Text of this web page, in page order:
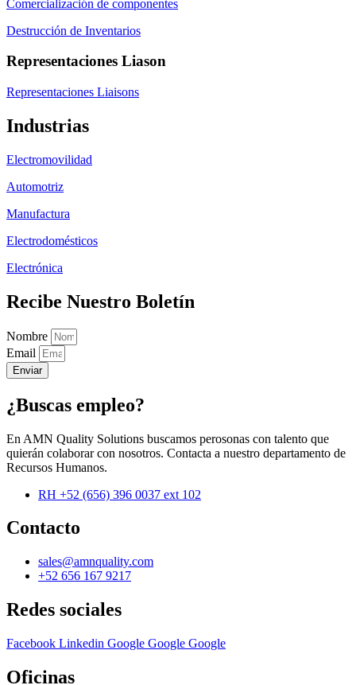
Comercialización de componentes
Destrucción de Inventarios
Representaciones Liason
Representaciones Liaisons
Industrias
Electromovilidad
Automotriz
Manufactura
Electrodomésticos
Electrónica
Recibe Nuestro Boletín
Nombre
Email
Enviar
¿Buscas empleo?
En AMN Quality Solutions buscamos perosonas con talento que
quierán colaborar con nosotros. Contacta a nuestro departamento de
Recursos Humanos.
RH +52 (656) 396 0037 ext 102
Contacto
sales@amnquality.com
+52 656 167 9217
Redes sociales
Facebook Linkedin Google Google Google
Oficinas